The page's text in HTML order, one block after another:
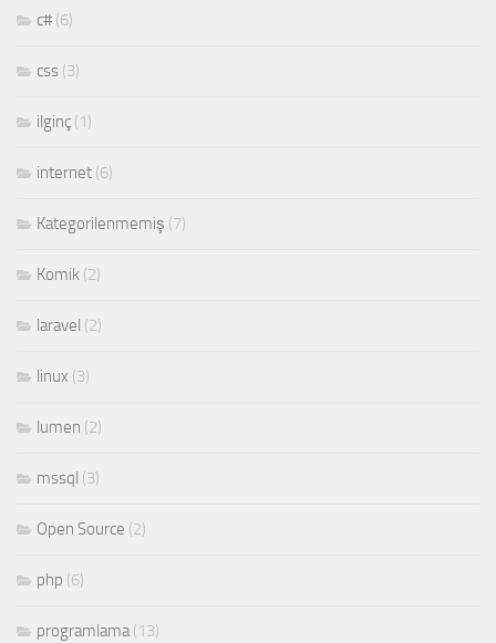
c# (6)
css (3)
ilginç (1)
internet (6)
Kategorilenmemiş (7)
Komik (2)
laravel (2)
linux (3)
lumen (2)
mssql (3)
Open Source (2)
php (6)
programlama(13)